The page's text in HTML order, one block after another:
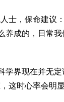
士，保命建议
养成的，日常
学界现在并无
这时心率会明